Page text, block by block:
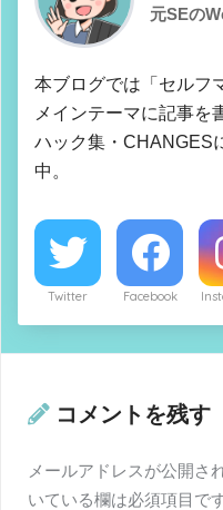
元SEの
本ブログでは「セルフ
メインテーマに記事を
ハック集・CHANGES
中。
Twitter Facebook
コメントを残す
メールアドレスが公開さ
いている欄は必須項目で